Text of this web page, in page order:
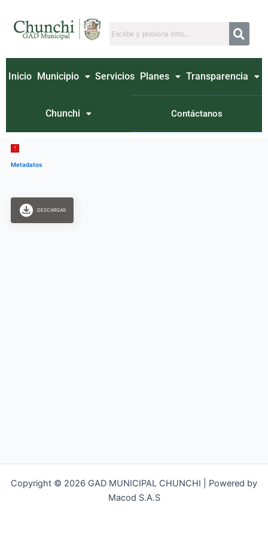
contenido
Inicio Municipio Servicios Planes Transparencia
Chunchi Contáctanos
Metadatos
DESCARGAR
Copyright © 2026 GAD MUNICIPAL CHUNCHI | Powered by
Macod S.A.S